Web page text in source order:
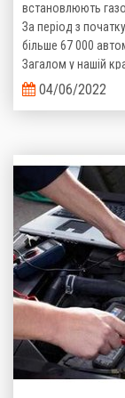
встановлюють
За період з
більше 67 000
Загалом у нашій
пересуваються на
сервісним центром
04/06/2022